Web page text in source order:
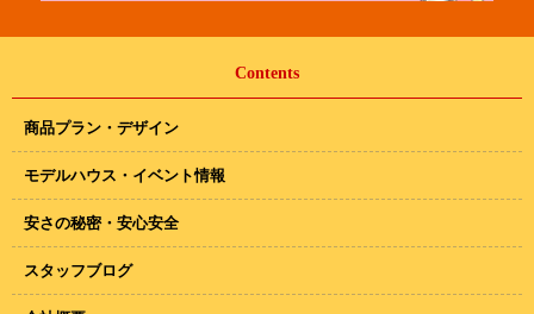
Contents
商品プラン・デザイン
モデルハウス・イベント情報
安さの秘密・安心安全
スタッフブログ